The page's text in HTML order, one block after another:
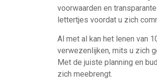
voorwaarden en
lettertjes voordat u zich
Al met al kan het lenen van
verwezenlijken, mits u zich
Met de juiste planning en
zich meebrengt.